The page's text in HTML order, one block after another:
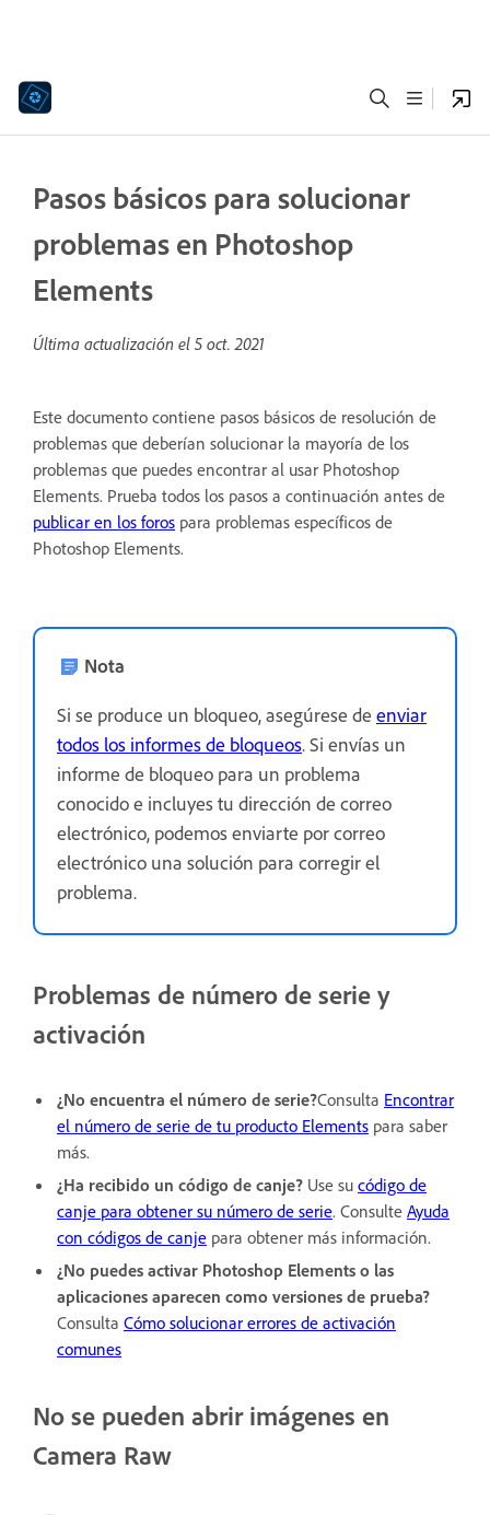
Pasos básicos para solucionar
problemas en Photoshop
Elements
Última actualización el 5 oct. 2021
Este documento contiene pasos básicos de resolución de
problemas que deberían solucionar la mayoría de los
problemas que puedes encontrar al usar Photoshop
Elements. Prueba todos los pasos a continuación antes de
publicar en los foros para problemas específicos de
Photoshop Elements.
Nota
Si se produce un bloqueo, asegúrese de enviar
todos los informes de bloqueos. Si envías un
informe de bloqueo para un problema
conocido e incluyes tu dirección de correo
electrónico, podemos enviarte por correo
electrónico una solución para corregir el
problema.
Problemas de número de serie y
activación
¿No encuentra el número de serie?Consulta Encontrar
el número de serie de tu producto Elements para saber
más.
¿Ha recibido un código de canje? Use su código de
canje para obtener su número de serie. Consulte Ayuda
con códigos de canje para obtener más información.
¿No puedes activar Photoshop Elements o las
aplicaciones aparecen como versiones de prueba?
Consulta Cómo solucionar errores de activación
comunes
No se pueden abrir imágenes en
Camera Raw